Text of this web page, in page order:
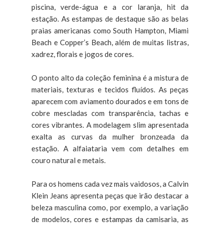
piscina, verde-água e a cor laranja, hit da
estação. As estampas de destaque são as belas
praias americanas como South Hampton, Miami
Beach e Copper’s Beach, além de muitas listras,
xadrez, florais e jogos de cores.
O ponto alto da coleção feminina é a mistura de
materiais, texturas e tecidos fluídos. As peças
aparecem com aviamento dourados e em tons de
cobre mescladas com transparência, tachas e
cores vibrantes. A modelagem slim apresentada
exalta as curvas da mulher bronzeada da
estação. A alfaiataria vem com detalhes em
couro natural e metais.
Para os homens cada vez mais vaidosos, a Calvin
Klein Jeans apresenta peças que irão destacar a
beleza masculina como, por exemplo, a variação
de modelos, cores e estampas da camisaria, as